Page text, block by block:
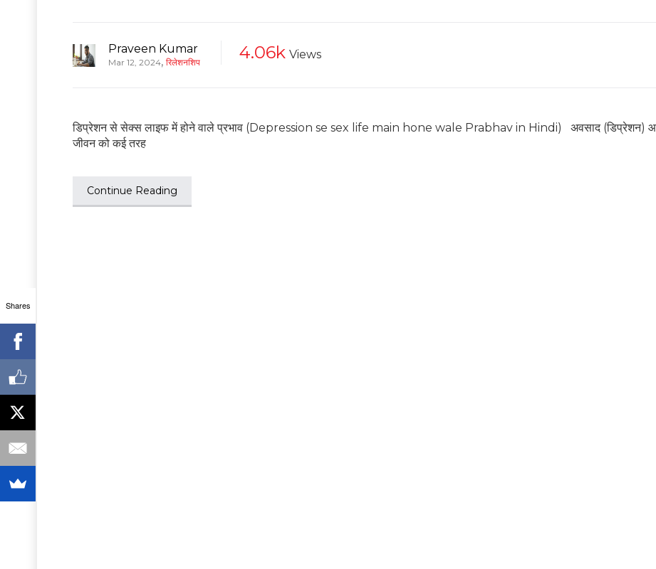
Praveen Kumar
Mar 12, 2024, रिलेशनशिप 4.06k Views
डिप्रेशन से सेक्स लाइफ में होने वाले प्रभाव (Depression se sex life main hone wale Prabhav in Hindi) अवसाद (डिप्रेशन)
जीवन को कई तरह
Continue Reading
Shares